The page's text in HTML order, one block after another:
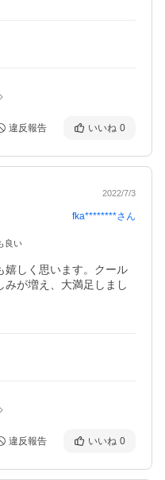
違反報告 いいね 0
2022/7/3
fka********さん
良い
嬉しく思います。クール
みが増え、大満足しまし
違反報告 いいね 0